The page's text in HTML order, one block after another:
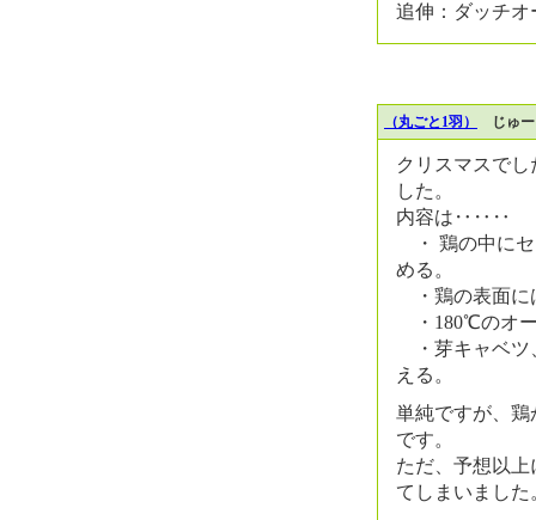
追伸：ダッチ
（丸ごと1羽） じゅー
クリスマスで
した。
内容は‥‥‥
・ 鶏の中にセ
める。
・鶏の表面に
・180℃のオ
・芽キャベツ
える。
単純ですが、
です。
ただ、予想以
てしまいまし